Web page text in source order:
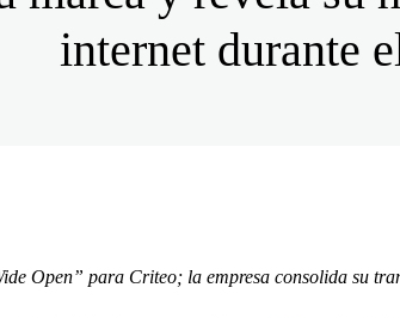
internet durante
Open” para Criteo; la empresa consolida su